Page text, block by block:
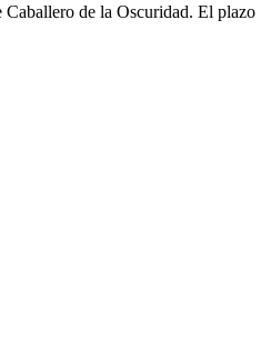
Caballero de la Oscuridad. El plazo